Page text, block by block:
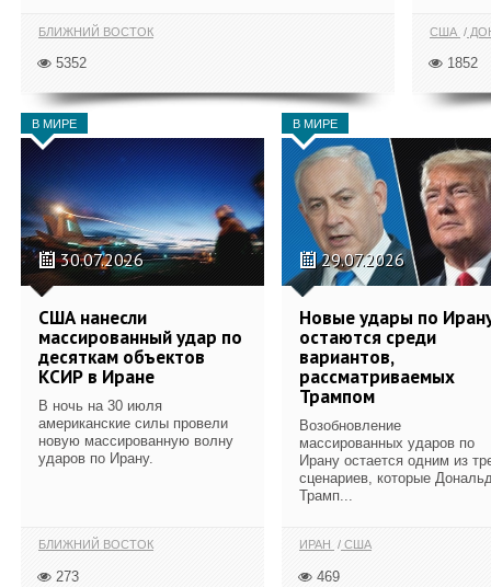
БЛИЖНИЙ ВОСТОК
5352
США
1852
В МИРЕ
30.07.2026
США нанесли
массированный удар по
десяткам объектов
КСИР в Иране
В ночь на 30 июля
американские силы провели
новую массированную волну
ударов по Ирану.
БЛИЖНИЙ ВОСТОК
273
В МИРЕ
29.07.2026
Новые удары по
остаются среди
вариантов,
рассматриваемых
Трампом
Возобновление
массированных ударов по
Ирану остается одним из
сценариев, которые
Трамп...
ИРАН США
469